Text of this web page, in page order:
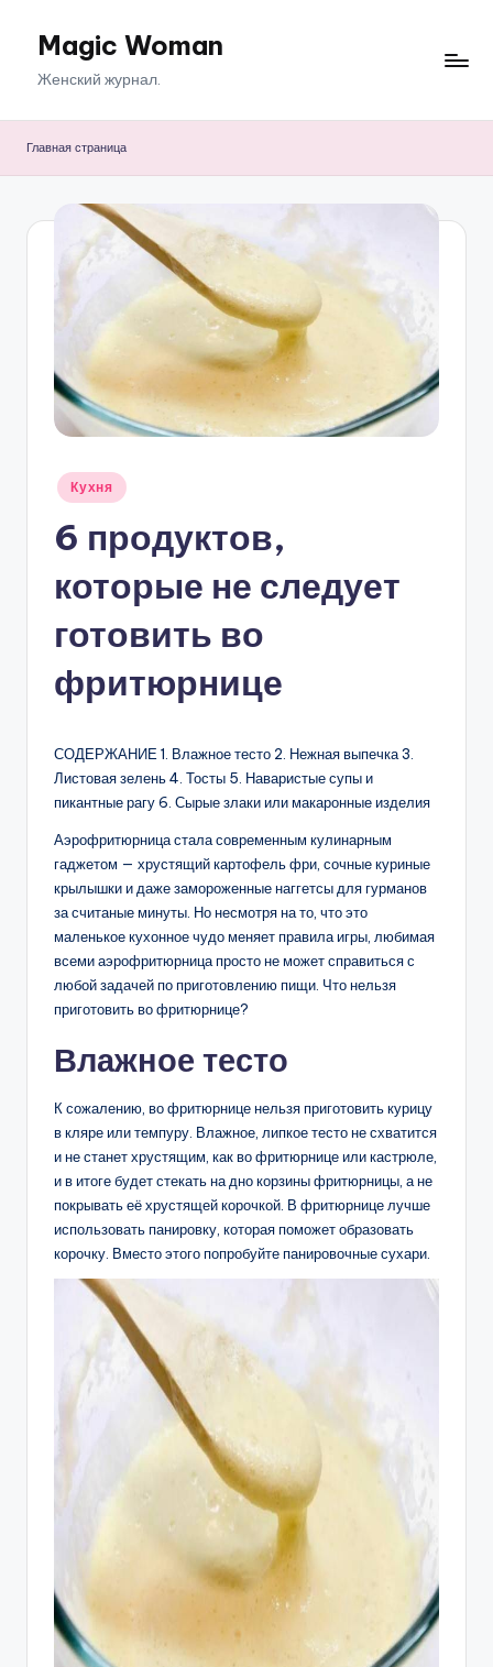
ПерейтиMagic Woman
Женский журнал.
Главная страница
Опубликовано
Кухня
6 продуктов,
которые не следует
готовить во
фритюрнице
СОДЕРЖАНИЕ 1. Влажное тесто 2. Нежная выпечка 3.
Листовая зелень 4. Тосты 5. Наваристые супы и
пикантные рагу 6. Сырые злаки или макаронные изделия
Аэрофритюрница стала современным кулинарным
гаджетом — хрустящий картофель фри, сочные куриные
крылышки и даже замороженные наггетсы для гурманов
за считаные минуты. Но несмотря на то, что это
маленькое кухонное чудо меняет правила игры, любимая
всеми аэрофритюрница просто не может справиться с
любой задачей по приготовлению пищи. Что нельзя
приготовить во фритюрнице?
Влажное тесто
К сожалению, во фритюрнице нельзя приготовить курицу
в кляре или темпуру. Влажное, липкое тесто не схватится
и не станет хрустящим, как во фритюрнице или кастрюле,
и в итоге будет стекать на дно корзины фритюрницы, а не
покрывать её хрустящей корочкой. В фритюрнице лучше
использовать панировку, которая поможет образовать
корочку. Вместо этого попробуйте панировочные сухари.